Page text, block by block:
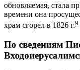
обновляемая, стала
времени она
храм сгорел в 1826 г.9
По сведениям